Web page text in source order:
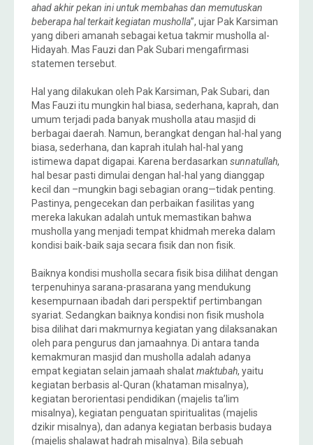
ahad akhir pekan ini untuk membahas dan memutuskan
beberapa hal terkait kegiatan musholla”, ujar Pak Karsiman
yang diberi amanah sebagai ketua takmir musholla al-
Hidayah. Mas Fauzi dan Pak Subari mengafirmasi
statemen tersebut.
Hal yang dilakukan oleh Pak Karsiman, Pak Subari, dan
Mas Fauzi itu mungkin hal biasa, sederhana, kaprah, dan
umum terjadi pada banyak musholla atau masjid di
berbagai daerah. Namun, berangkat dengan hal-hal yang
biasa, sederhana, dan kaprah itulah hal-hal yang
istimewa dapat digapai. Karena berdasarkan sunnatullah,
hal besar pasti dimulai dengan hal-hal yang dianggap
kecil dan –mungkin bagi sebagian orang—tidak penting.
Pastinya, pengecekan dan perbaikan fasilitas yang
mereka lakukan adalah untuk memastikan bahwa
musholla yang menjadi tempat khidmah mereka dalam
kondisi baik-baik saja secara fisik dan non fisik.
Baiknya kondisi musholla secara fisik bisa dilihat dengan
terpenuhinya sarana-prasarana yang mendukung
kesempurnaan ibadah dari perspektif pertimbangan
syariat. Sedangkan baiknya kondisi non fisik mushola
bisa dilihat dari makmurnya kegiatan yang dilaksanakan
oleh para pengurus dan jamaahnya. Di antara tanda
kemakmuran masjid dan musholla adalah adanya
empat kegiatan selain jamaah shalatmaktubah, yaitu
kegiatan berbasis al-Quran (khataman misalnya),
kegiatan berorientasi pendidikan (majelis ta’lim
misalnya), kegiatan penguatan spiritualitas (majelis
dzikir misalnya), dan adanya kegiatan berbasis budaya
(majelis shalawat hadrah misalnya). Bila sebuah